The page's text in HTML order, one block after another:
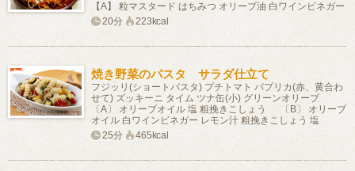
【A】 粒マスタード はちみつ オリーブ油 白ワインビネガー
20分
223kcal
焼き野菜のパスタ サラダ仕立て
フジッリ(ショートパスタ) プチトマト パプリカ(赤、黄合わ
せて) ズッキーニ タイム ツナ缶(小) グリーンオリーブ
〔A〕 オリーブオイル 塩 粗挽きこしょう 〔B〕 オリーブ
オイル 白ワインビネガー レモン汁 粗挽きこしょう 塩
25分
465kcal